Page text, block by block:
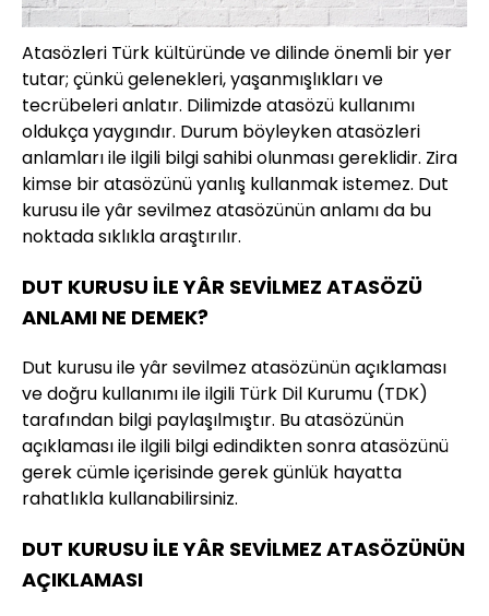
Atasözleri Türk kültüründe ve dilinde önemli bir yer
tutar; çünkü gelenekleri, yaşanmışlıkları ve
tecrübeleri anlatır. Dilimizde atasözü kullanımı
oldukça yaygındır. Durum böyleyken atasözleri
anlamları ile ilgili bilgi sahibi olunması gereklidir. Zira
kimse bir atasözünü yanlış kullanmak istemez. Dut
kurusu ile yâr sevilmez atasözünün anlamı da bu
noktada sıklıkla araştırılır.
DUT KURUSU İLE YÂR SEVİLMEZ ATASÖZÜ
ANLAMI NE DEMEK?
Dut kurusu ile yâr sevilmez atasözünün açıklaması
ve doğru kullanımı ile ilgili Türk Dil Kurumu (TDK)
tarafından bilgi paylaşılmıştır. Bu atasözünün
açıklaması ile ilgili bilgi edindikten sonra atasözünü
gerek cümle içerisinde gerek günlük hayatta
rahatlıkla kullanabilirsiniz.
DUT KURUSU İLE YÂR SEVİLMEZ ATASÖZÜNÜN
AÇIKLAMASI